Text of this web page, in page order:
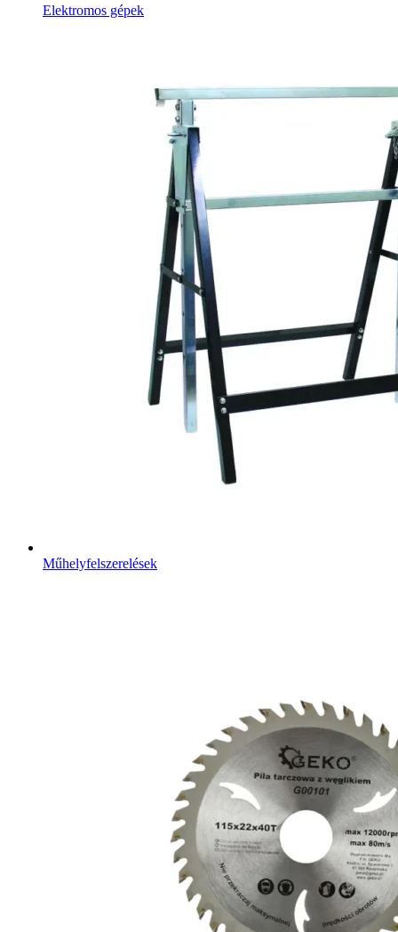
Elektromos gépek
Műhelyfelszerelések